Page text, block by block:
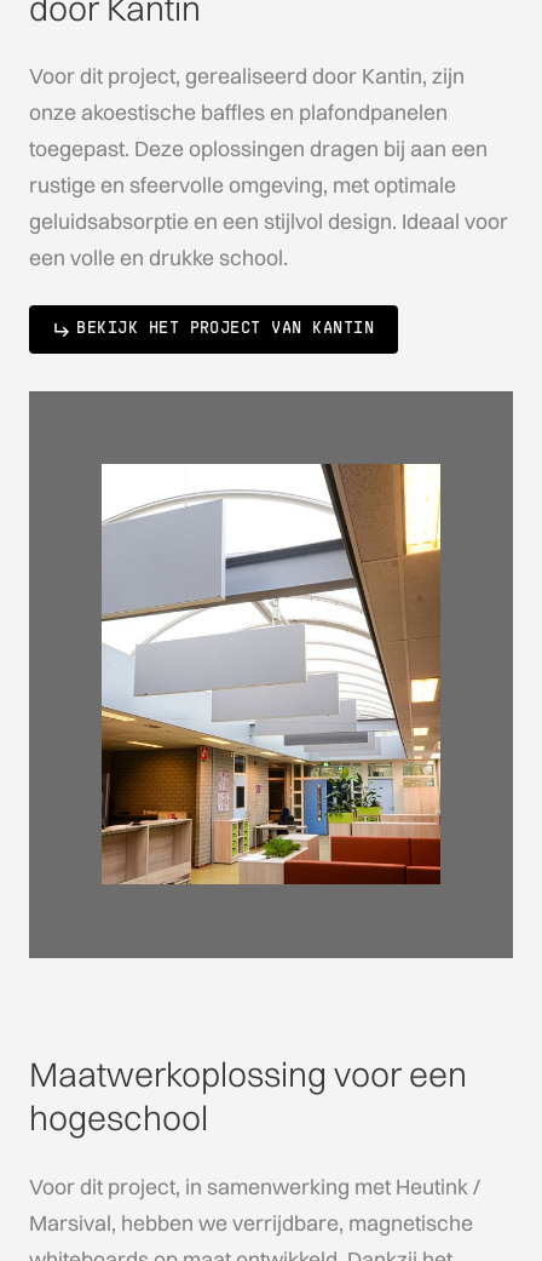
Voor dit project, gerealiseerd door Kantin, zijn
onze akoestische baffles en plafondpanelen
toegepast. Deze oplossingen dragen bij aan een
rustige en sfeervolle omgeving, met optimale
geluidsabsorptie en een stijlvol design. Ideaal voor
een volle en drukke school.
BEKIJK HET PROJECT VAN KANTIN
Maatwerkoplossing voor een
hogeschool
Voor dit project, in samenwerking met Heutink /
Marsival, hebben we verrijdbare, magnetische